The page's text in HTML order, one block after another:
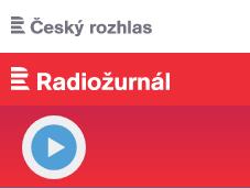
Přejít k hlavnímu obsahu